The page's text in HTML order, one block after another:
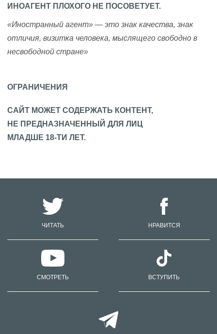
ИНОАГЕНТ ПЛОХОГО НЕ ПОСОВЕТУЕТ.
«Иностранный агент» — это знак качества, знак
отличия, визитка человека, мыслящего свободно в
несвободной стране»
ОГРАНИЧЕНИЯ
САЙТ МОЖЕТ СОДЕРЖАТЬ КОНТЕНТ,
НЕ ПРЕДНАЗНАЧЕННЫЙ ДЛЯ ЛИЦ
МЛАДШЕ 18-ТИ ЛЕТ.
ЧИТАТЬ НРАВИТСЯ
СМОТРЕТЬ ВСТУПИТЬ